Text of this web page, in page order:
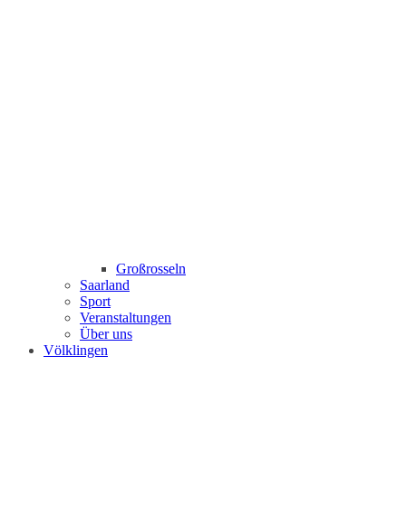
Großrosseln
Saarland
Sport
Veranstaltungen
Über uns
Völklingen